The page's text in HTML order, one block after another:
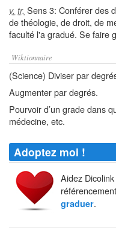
v. tr. Sens 3: Conférer des
de théologie, de droit, de
faculté l'a gradué. Se faire
Wiktionnaire
(Science) Diviser par
Augmenter par degrés.
Pourvoir d’un grade dans
médecine, etc.
Adoptez moi !
Aidez
graduer.